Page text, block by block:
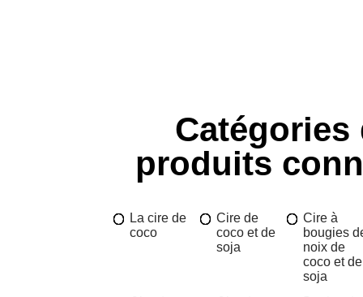
Catégories
produits
La cire de
coco
Cire de
coco et de
soja
Cire à
bougies
noix de
coco et de
soja